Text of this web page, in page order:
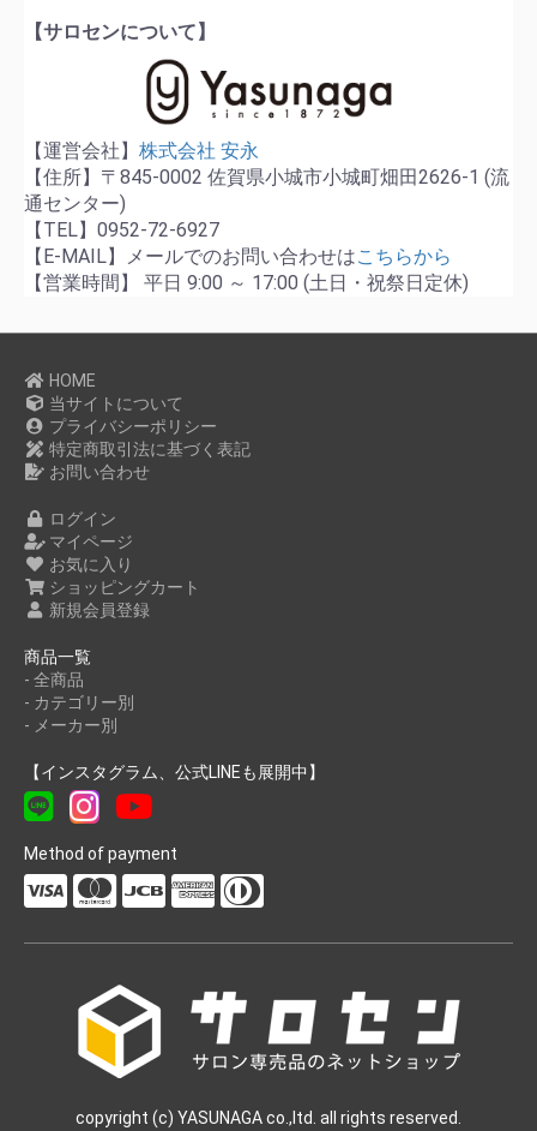
【サロセンについて】
【運営会社】 株式会社 安永
【住所】〒845-0002 佐賀県小城市小城町畑田2626-1 (流
通センター)
【TEL】0952-72-6927
【E-MAIL】メールでのお問い合わせはこちらから
【営業時間】 平日 9:00 ～ 17:00 (土日・祝祭日定休)
HOME
当サイトについて
プライバシーポリシー
特定商取引法に基づく表記
お問い合わせ
ログイン
マイページ
お気に入り
ショッピングカート
新規会員登録
商品一覧
- 全商品
- カテゴリー別
- メーカー別
【インスタグラム、公式LINEも展開中】
Method of payment
copyright (c) YASUNAGA co.,ltd. all rights reserved.